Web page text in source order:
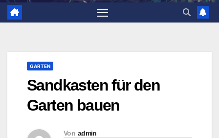
GARTEN
Sandkasten für den
Garten bauen
Von admin